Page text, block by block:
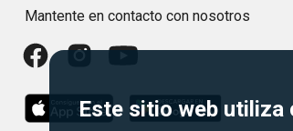
Este sitio web utiliza
Mantente en contacto con nosotros